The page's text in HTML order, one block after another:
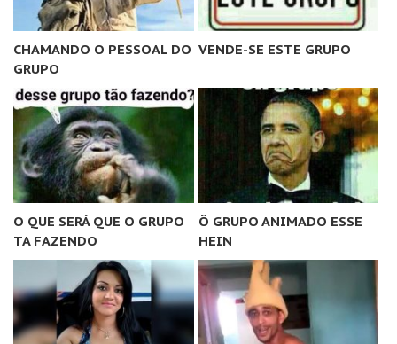
CHAMANDO O PESSOAL DO
GRUPO
VENDE-SE ESTE GRUPO
O QUE SERÁ QUE O GRUPO
TA FAZENDO
Ô GRUPO ANIMADO ESSE
HEIN